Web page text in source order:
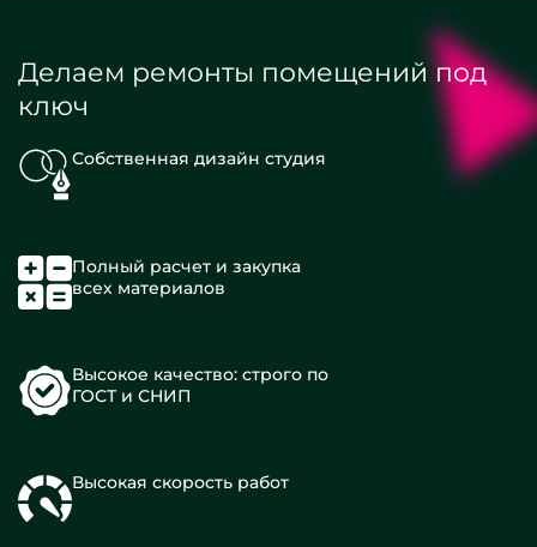
Делаем ремонты помещений под
ключ
Собственная дизайн студия
Полный расчет и закупка
всех материалов
Высокое качество: строго по
ГОСТ и СНИП
Высокая скорость работ